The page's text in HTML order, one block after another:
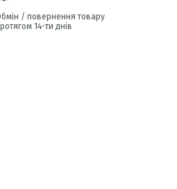
/ повернення товару
14-ти днів